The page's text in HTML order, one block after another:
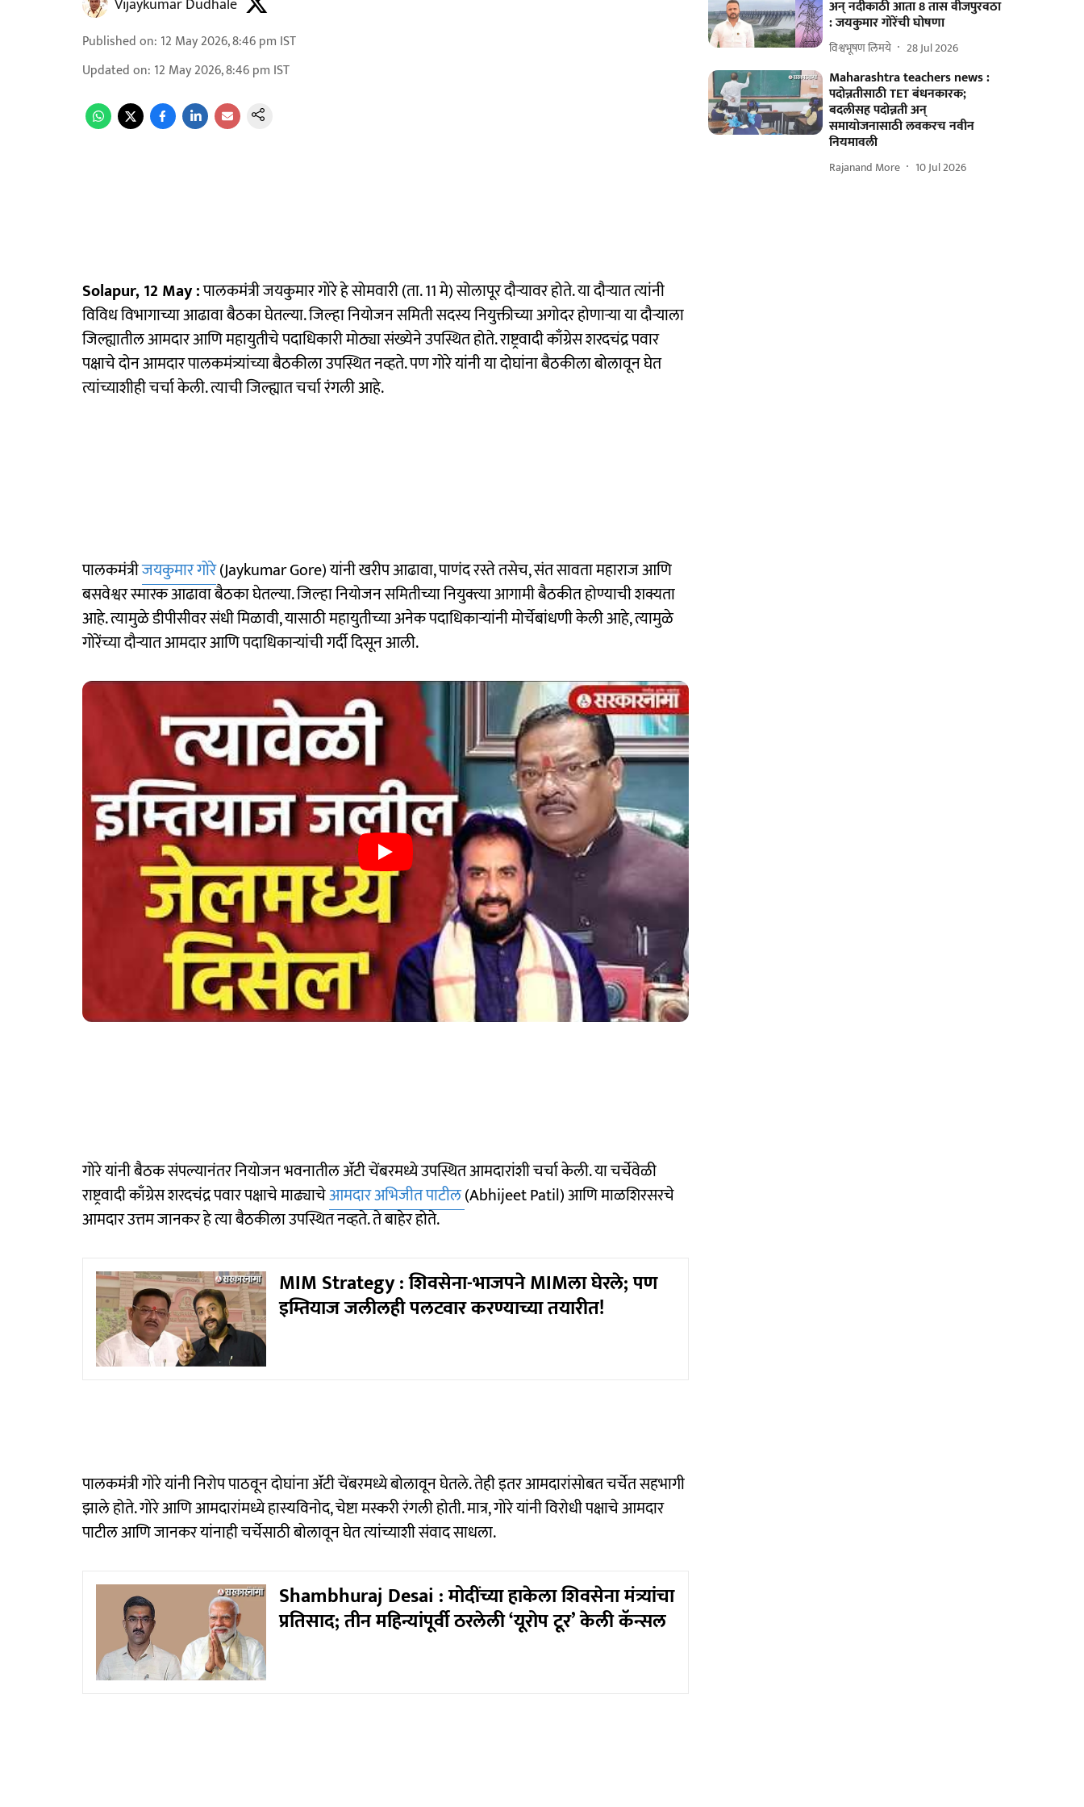
Vijaykumar Dudhale
Published on: 12 May 2026, 8:46 pm IST
Updated on: 12 May 2026, 8:46 pm IST
Solapur, 12 May :पालकमंत्री जयकुमार गोरे हे सोमवारी (ता. 11 मे) सोलापूर दौऱ्यावर होते. या दौऱ्यात त्यांनी
विविध विभागाच्या आढावा बैठका घेतल्या. जिल्हा नियोजन समिती सदस्य नियुक्तीच्या अगोदर होणाऱ्या या दौऱ्याला
जिल्ह्यातील आमदार आणि महायुतीचे पदाधिकारी मोठ्या संख्येने उपस्थित होते. राष्ट्रवादी काँग्रेस शरदचंद्र पवार
पक्षाचे दोन आमदार पालकमंत्र्यांच्या बैठकीला उपस्थित नव्हते. पण गोरे यांनी या दोघांना बैठकीला बोलावून घेत
त्यांच्याशीही चर्चा केली. त्याची जिल्ह्यात चर्चा रंगली आहे.
पालकमंत्रीजयकुमार गोरे(Jaykumar Gore) यांनी खरीप आढावा, पाणंद रस्ते तसेच, संत सावता महाराज आणि
बसवेश्वर स्मारक आढावा बैठका घेतल्या. जिल्हा नियोजन समितीच्या नियुक्त्या आगामी बैठकीत होण्याची शक्यता
आहे. त्यामुळे डीपीसीवर संधी मिळावी, यासाठी महायुतीच्या अनेक पदाधिकाऱ्यांनी मोर्चेबांधणी केली आहे, त्यामुळे
गोरेंच्या दौऱ्यात आमदार आणि पदाधिकाऱ्यांची गर्दी दिसून आली.
गोरे यांनी बैठक संपल्यानंतर नियोजन भवनातील ॲंटी चेंबरमध्ये उपस्थित आमदारांशी चर्चा केली. या चर्चेवेळी
राष्ट्रवादी काँग्रेस शरदचंद्र पवार पक्षाचे माढ्याचेआमदार अभिजीत पाटील(Abhijeet Patil) आणि माळशिरसरचे
आमदार उत्तम जानकर हे त्या बैठकीला उपस्थित नव्हते. ते बाहेर होते.
MIM Strategy : शिवसेना-भाजपने MIMला घेरले; पण
इम्तियाज जलीलही पलटवार करण्याच्या तयारीत!
पालकमंत्री गोरे यांनी निरोप पाठवून दोघांना ॲंटी चेंबरमध्ये बोलावून घेतले. तेही इतर आमदारांसोबत चर्चेत सहभागी
झाले होते. गोरे आणि आमदारांमध्ये हास्यविनोद, चेष्टा मस्करी रंगली होती. मात्र, गोरे यांनी विरोधी पक्षाचे आमदार
पाटील आणि जानकर यांनाही चर्चेसाठी बोलावून घेत त्यांच्याशी संवाद साधला.
Shambhuraj Desai : मोदींच्या हाकेला शिवसेना मंत्र्यांचा
प्रतिसाद; तीन महिन्यांपूर्वी ठरलेली ‘यूरोप टूर’ केली कॅन्सल
अन्‌ नदीकाठी आता 8 तास वीजपुरवठा
: जयकुमार गोरेंची घोषणा
विश्वभूषण लिमये 28 Jul 2026
Maharashtra teachers news :
पदोन्नतीसाठी TET बंधनकारक;
बदलीसह पदोन्नती अन्
समायोजनासाठी लवकरच नवीन
नियमावली
Rajanand More 10 Jul 2026